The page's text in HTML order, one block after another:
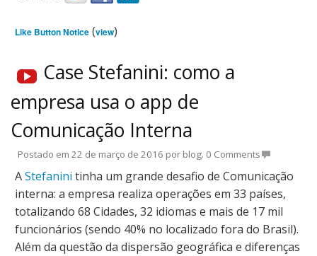
Like Button Notice (view)
Case Stefanini: como a
empresa usa o app de
Comunicação Interna
Postado em 22 de março de 2016 por blog. 0 Comments
AStefanini tinha um grande desafio de Comunicação
interna: a empresa realiza operações em 33 países,
totalizando 68 Cidades, 32 idiomas e mais de 17 mil
funcionários (sendo 40% no localizado fora do Brasil).
Além da questão da dispersão geográfica e diferenças